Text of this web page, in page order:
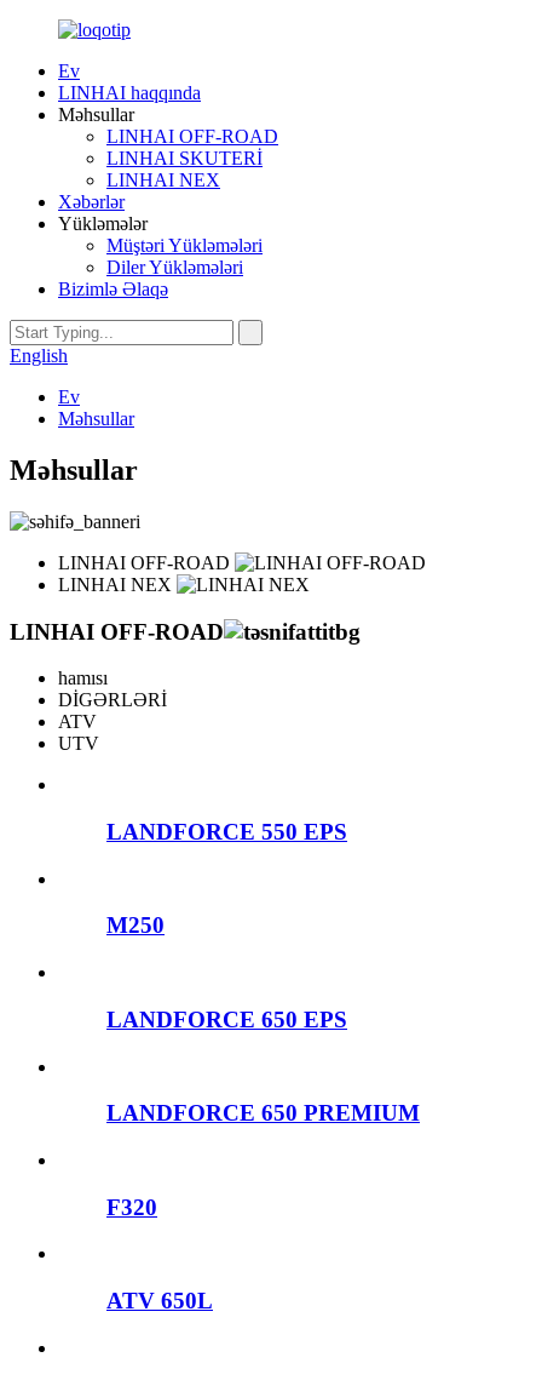
Ev
LINHAI haqqında
Məhsullar
LINHAI OFF-ROAD
LINHAI SKUTERİ
LINHAI NEX
Xəbərlər
Yükləmələr
Müştəri Yükləmələri
Diler Yükləmələri
Bizimlə Əlaqə
English
Ev
Məhsullar
Məhsullar
LINHAI OFF-ROAD
LINHAI NEX
LINHAI OFF-ROAD
hamısı
DİGƏRLƏRİ
ATV
UTV
LANDFORCE 550 EPS
M250
LANDFORCE 650 EPS
LANDFORCE 650 PREMIUM
F320
ATV 650L